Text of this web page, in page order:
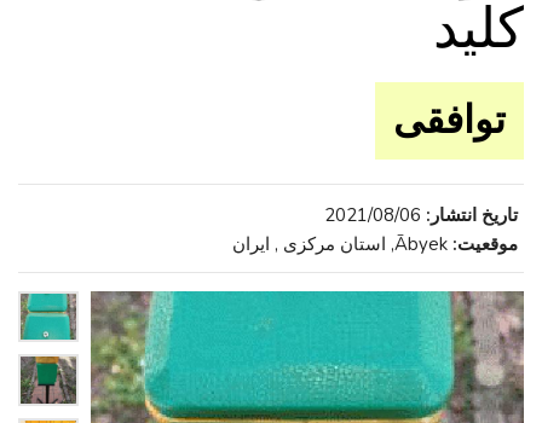
کلید
توافقی
تاریخ انتشار: 2021/08/06
موقعیت: Ābyek, استان مرکزی , ایران